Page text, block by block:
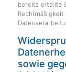
bereits erteilte
sowie